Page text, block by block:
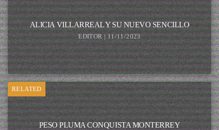
ALICIA VILLARREAL Y SU NUEVO SENCILLO
EDITOR | 11/11/2023
RELATED
PESO PLUMA CONQUISTA MONTERREY